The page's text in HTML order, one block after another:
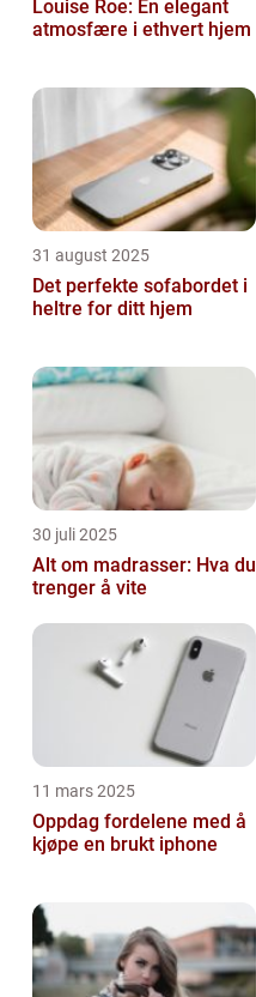
Louise Roe: En elegant
atmosfære i ethvert hjem
31 august 2025
Det perfekte sofabordet i
heltre for ditt hjem
30 juli 2025
Alt om madrasser: Hva du
trenger å vite
11 mars 2025
Oppdag fordelene med å
kjøpe en brukt iphone